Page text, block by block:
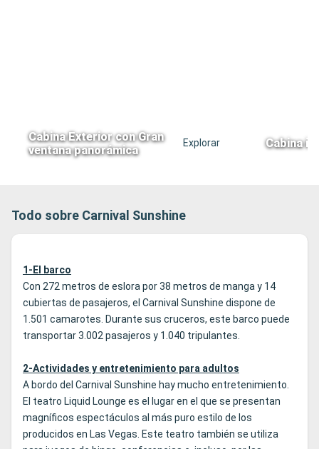
Cabina Exterior con Gran
ventana panorámica
Explorar Cabina
Todo sobre Carnival Sunshine
1-El barco
Con 272 metros de eslora por 38 metros de manga y 14
cubiertas de pasajeros, el Carnival Sunshine dispone de
1.501 camarotes. Durante sus cruceros, este barco puede
transportar 3.002 pasajeros y 1.040 tripulantes.
2-Actividades y entretenimiento para adultos
A bordo del Carnival Sunshine hay mucho entretenimiento.
El teatro Liquid Lounge es el lugar en el que se presentan
magníficos espectáculos al más puro estilo de los
producidos en Las Vegas. Este teatro también se utiliza